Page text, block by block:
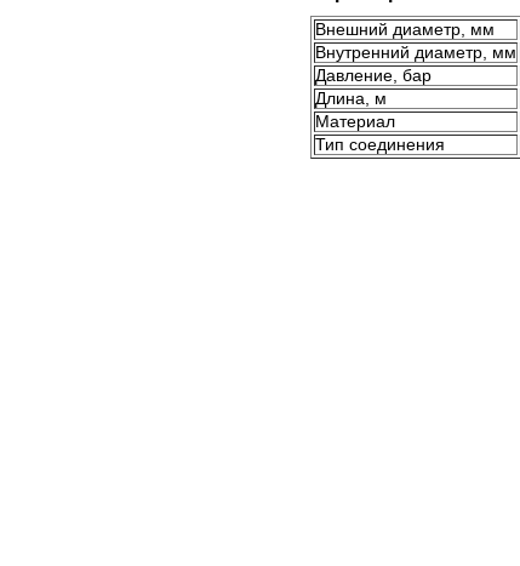
Внешний диаметр, мм
Внутренний диаметр, мм
Давление, бар
Длина, м
Материал
Тип соединения